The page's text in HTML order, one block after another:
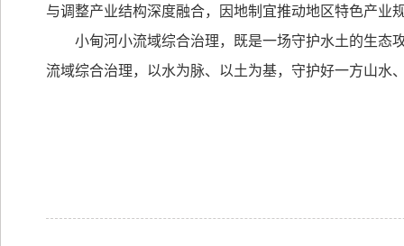
与调整产业结构深度融合，因地制宜推动地区特色产业
小甸河小流域综合治理，既是一场守护水土的生态
流域综合治理，以水为脉、以土为基，守护好一方山水